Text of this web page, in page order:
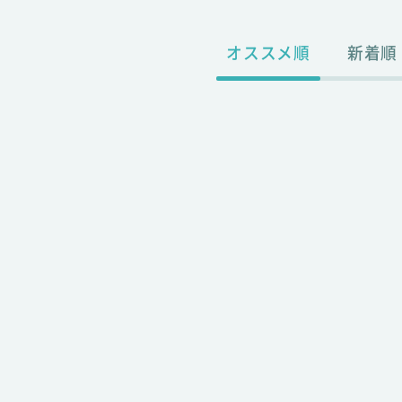
オススメ順 新着順